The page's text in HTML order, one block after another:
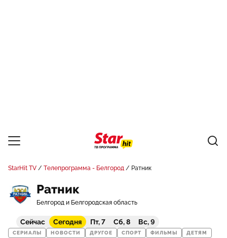
StarHit TV Телепрограмма - Белгород Ратник
Ратник
Белгород и Белгородская область
Сейчас Сегодня Пт, 7 Сб, 8 Вс, 9
СЕРИАЛЫ НОВОСТИ ДРУГОЕ СПОРТ ФИЛЬМЫ ДЕТЯМ